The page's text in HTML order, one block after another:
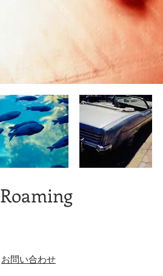
Roaming
​お問い合わせ